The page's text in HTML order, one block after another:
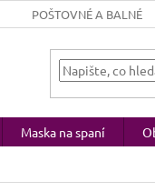
POŠTOVNÉ A BALNÉ
Maska na spaní